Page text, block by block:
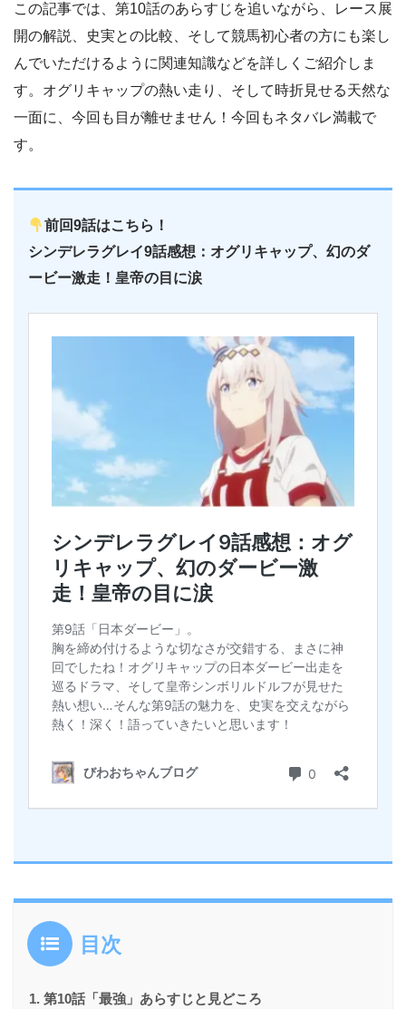
この記事では、第10話のあらすじを追いながら、レース展
開の解説、史実との比較、そして競馬初心者の方にも楽し
んでいただけるように関連知識などを詳しくご紹介しま
す。オグリキャップの熱い走り、そして時折見せる天然な
一面に、今回も目が離せません！今回もネタバレ満載で
す。
前回9話はこちら！
シンデレラグレイ9話感想：オグリキャップ、幻のダ
ービー激走！皇帝の目に涙
目次
第10話「最強」あらすじと見どころ